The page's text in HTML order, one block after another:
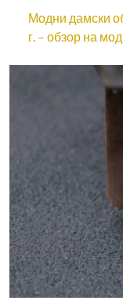
Модни дамски
г. – обзор на